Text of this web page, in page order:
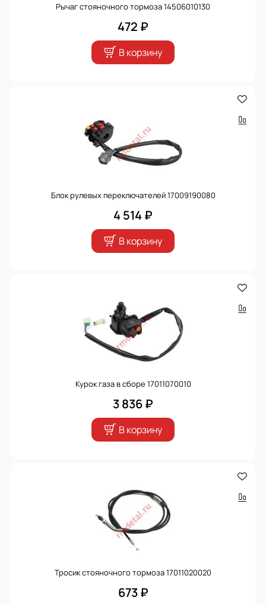
Рычаг стояночного тормоза 14506010130
472 ₽
В корзину
Блок рулевых переключателей 17009190080
4 514 ₽
В корзину
Курок газа в сборе 17011070010
3 836 ₽
В корзину
Тросик стояночного тормоза 17011020020
673 ₽